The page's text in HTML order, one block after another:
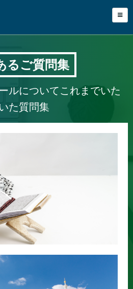
るご質問集
ルについてこれまでいた
た質問集